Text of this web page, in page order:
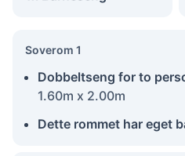
Soverom 1
Dobbeltseng for to
1.60m x 2.00m
Dette rommet har eget